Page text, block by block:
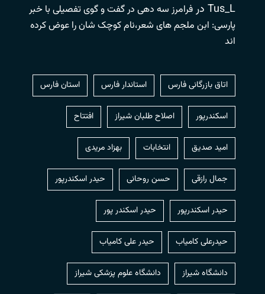
Tus_L در فرامرز سه دهی در گفت و گوی تفصیلی با خبر
پارسی: ابن ملجم های شعر،نام کوچک شان را عوض کرده
اند
اتاق بازرگانی فارس استاندار فارس استان فارس
اسکندرپور اصلاح طلبان شیراز افتتاح
امید صدیق انتخابات بهزاد مریدی
جمال رازقی حسن روحانی حيدر اسكندرپور
حیدر اسکندرپور حیدر اسکندر پور
حیدرعلی کامیاب حیدر علی کامیاب
دانشگاه شیراز دانشگاه علوم پزشکی شیراز